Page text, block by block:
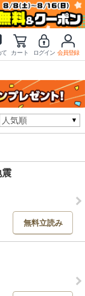
て カート ログイン 会員登録
震
無料立読み